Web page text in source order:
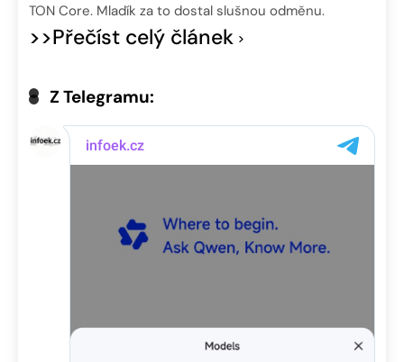
TON Core. Mladík za to dostal slušnou odměnu.
>>Přečíst celý článek
Z Telegramu: